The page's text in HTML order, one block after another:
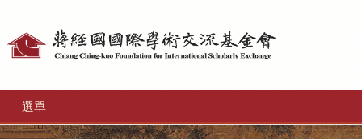
選單